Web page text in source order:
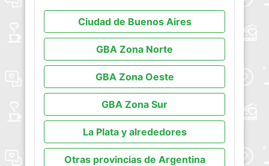
Ciudad de Buenos Aires
GBA Zona Norte
GBA Zona Oeste
GBA Zona Sur
La Plata y alrededores
Otras provincias de Argentina